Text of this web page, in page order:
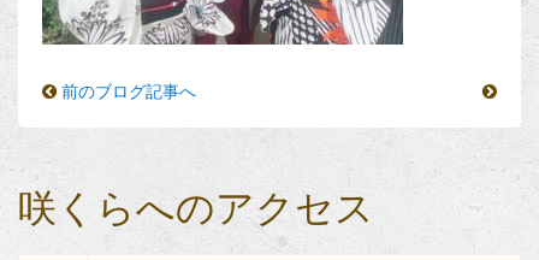
前のブログ記事へ
咲くらへのアクセス